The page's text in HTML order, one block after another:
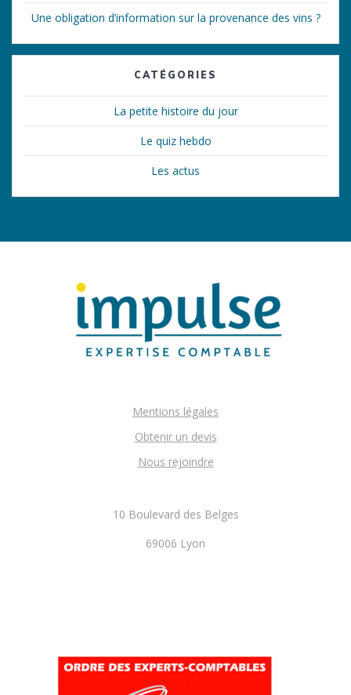
Une obligation d’information sur la provenance des vins ?
CATÉGORIES
La petite histoire du jour
Le quiz hebdo
Les actus
Mentions légales
Obtenir un devis
Nous rejoindre
10 Boulevard des Belges
69006 Lyon